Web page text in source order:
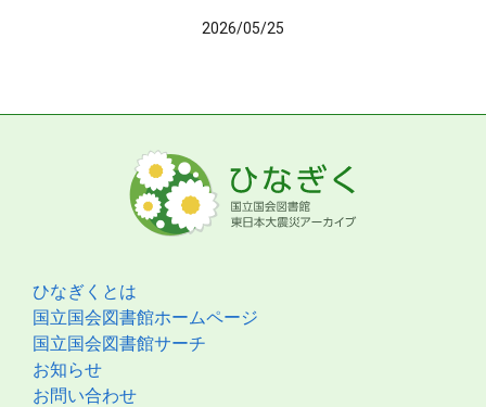
2026/05/25
ひなぎくとは
国立国会図書館ホームページ
国立国会図書館サーチ
お知らせ
お問い合わせ